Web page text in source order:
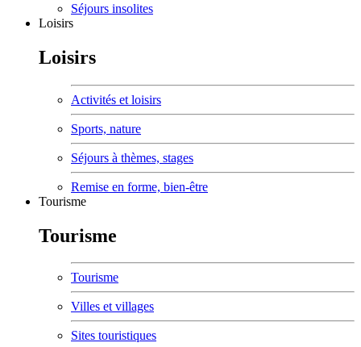
Séjours insolites
Loisirs
Loisirs
Activités et loisirs
Sports, nature
Séjours à thèmes, stages
Remise en forme, bien-être
Tourisme
Tourisme
Tourisme
Villes et villages
Sites touristiques